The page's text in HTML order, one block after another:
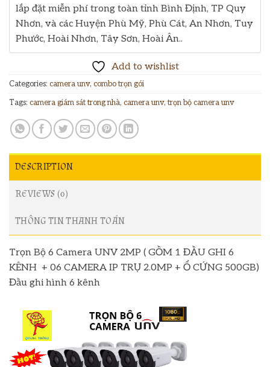
lắp đặt miễn phí trong toàn tỉnh Bình Định, TP Quy
Nhơn, và các Huyện Phù Mỹ, Phù Cát, An Nhơn, Tuy
Phước, Hoài Nhơn, Tây Sơn, Hoài Ân..
Add to wishlist
Categories: camera unv, combo trọn gói
Tags: camera giám sát trong nhà, camera unv,trọn bộ camera unv
DESCRIPTION
REVIEWS (0)
THÔNG TIN THANH TOÁN
Trọn Bộ 6 Camera UNV 2MP ( GỒM 1 ĐẦU GHI 6
KÊNH + 06 CAMERA IP TRỤ 2.0MP + Ổ CỨNG 500GB)
Đầu ghi hình 6 kênh